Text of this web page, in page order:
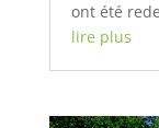
ont été
lire plus